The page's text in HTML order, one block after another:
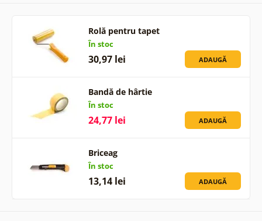
Rolă pentru tapet
În stoc
30,97 lei ADAUGĂ
Bandă de hârtie
În stoc
24,77 lei ADAUGĂ
Briceag
În stoc
13,14 lei ADAUGĂ